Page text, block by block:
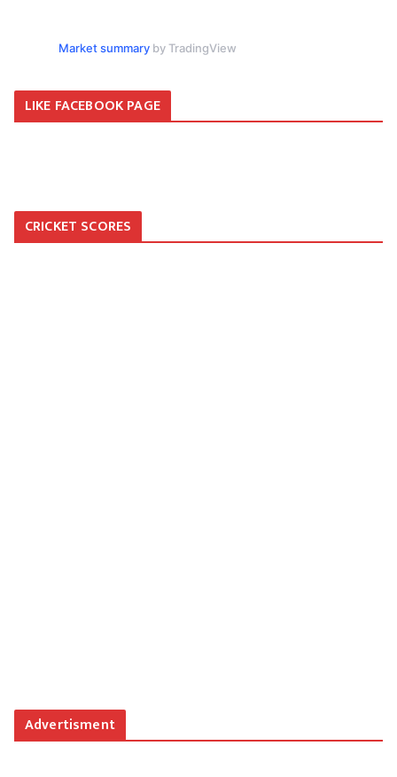
Market summaryby TradingView
LIKE FACEBOOK PAGE
CRICKET SCORES
Advertisment